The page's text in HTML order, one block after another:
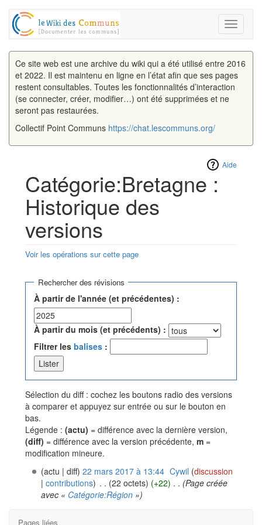
Toggle
Ce site web est une archive du wiki qui a été utilisé entre 2016
et 2022. Il est maintenu en ligne en l’état afin que ses pages
restent consultables. Toutes les fonctionnalités d’interaction
(se connecter, créer, modifier…) ont été supprimées et ne
seront pas restaurées.
Collectif Point Communs https://chat.lescommuns.org/
Aide
Catégorie:Bretagne :
Historique des
versions
Voir les opérations sur cette page
Rechercher des révisions
À partir de l'année (et précédentes) :
À partir du mois (et précédents) :
Filtrer les balises :
Sélection du diff : cochez les boutons radio des versions
à comparer et appuyez sur entrée ou sur le bouton en
bas.
Légende : (actu) = différence avec la dernière version,
(diff) = différence avec la version précédente, m =
modification mineure.
(actu | diff) 22 mars 2017 à 13:44‎ Cywil (discussion
| contributions) . . (22 octets) (+22) . . (Page créée
avec « Catégorie:Région»)
Pages liées